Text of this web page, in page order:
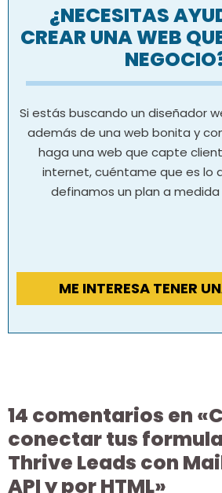
¿NECESITAS
CREAR UNA WEB
Si estás buscando un diseñador
además de una web bonita y
haga una web que capte
internet, cuéntame que es lo
definamos un plan a
ME INTERESA TENER
14 comentarios en
conectar tus
Thrive Leads con
API y por HTML»